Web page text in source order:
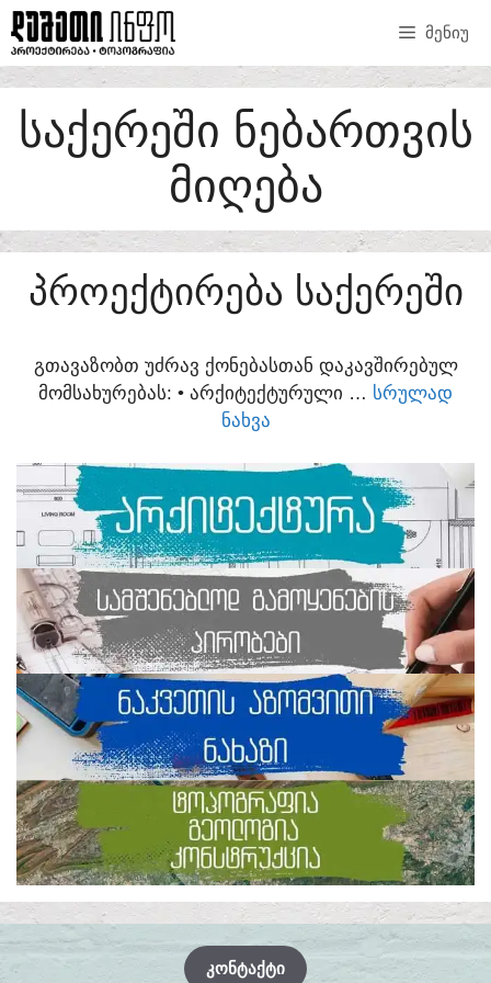
SKIP
TO
CONTENT
ᲛᲔᲜᲘᲣ
ᲡᲐᲥᲔᲠᲔᲨᲘ ᲜᲔᲑᲐᲠᲗᲕᲘᲡ
ᲛᲘᲦᲔᲑᲐ
ᲞᲠᲝᲔᲥᲢᲘᲠᲔᲑᲐ ᲡᲐᲥᲔᲠᲔᲨᲘ
ᲒᲗᲐᲕᲐᲖᲝᲑᲗ ᲣᲫᲠᲐᲕ ᲥᲝᲜᲔᲑᲐᲡᲗᲐᲜ ᲓᲐᲙᲐᲕᲨᲘᲠᲔᲑᲣᲚ
ᲛᲝᲛᲡᲐᲮᲣᲠᲔᲑᲐᲡ:​ • ᲐᲠᲥᲘᲢᲔᲥᲢᲣᲠᲣᲚᲘ … ᲡᲠᲣᲚᲐᲓ
ᲜᲐᲮᲕᲐ
ᲙᲝᲜᲢᲐᲥᲢᲘ